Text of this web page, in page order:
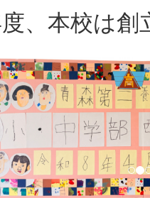
、本校は創